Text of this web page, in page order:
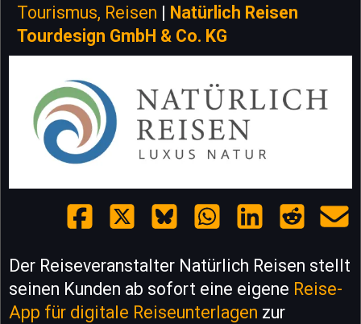
Tourismus, Reisen | Natürlich Reisen
Tourdesign GmbH & Co. KG
Der Reiseveranstalter Natürlich Reisen stellt
seinen Kunden ab sofort eine eigene Reise-
App für digitale Reiseunterlagen zur